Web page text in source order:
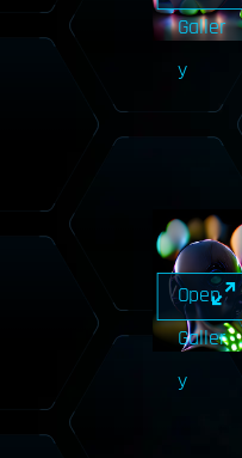
Galler
y
Open
Galler
y